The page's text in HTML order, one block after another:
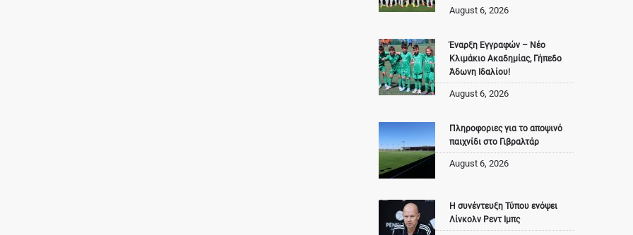
August 6, 2026
Έναρξη Εγγραφών – Νέο
Κλιμάκιο Ακαδημίας, Γήπεδο
Άδωνη Ιδαλίου!
August 6, 2026
Πληροφοριες για το αποψινό
παιχνίδι στο Γιβραλτάρ
August 6, 2026
Η συνέντευξη Τύπου ενόψει
Λίνκολν Ρεντ Ιμπς